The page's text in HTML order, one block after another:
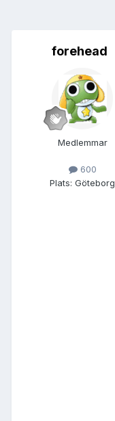
forehead
Medlemmar
600
Plats: Göteborg